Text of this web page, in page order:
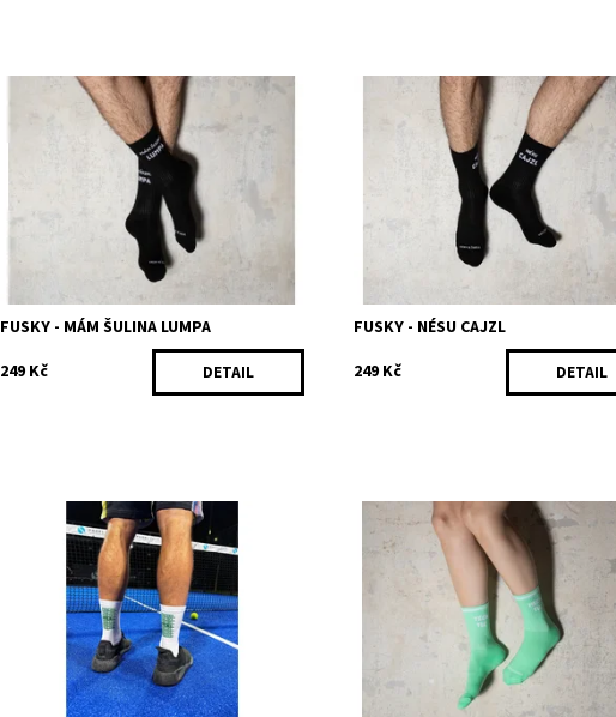
Dávej bacha ať ti koc rychle nezatnou
tipec. Bedla lump forever! Složení: 80%
bavlna, 18% polyamid, 2% elastan Made
Skladem
175/41
FUSKY - MÁM ŠULINA LUMPA
249 Kč
DETAIL
Většina borců a koc z Práglu nekóří,
znamená hrnót krtkem na Slintáč. Co
Složení: 80% bavlna, 18% polyamid,
elastan Made in ŠTATL
Skladem
211/CER
FUSKY - NÉSU CAJZL
249 Kč
DETAIL
Sport číslo jedna v těchto jáhrech co se
týče nových pinkačů - tak se kóké betelně
oháknout, ať neděláš na platze ostudu!
Složení: 80% bavlna, 18%...
Dostupnost:
Skladem
301/35
Nemít pastelky v šatníku na letošní
je jak neznát Gotta nebo tak něco! A
pokud nési blbé/á jak tágo, tak asi
že s těmato fuskama...
Dostupnost:
Skladem
250/35